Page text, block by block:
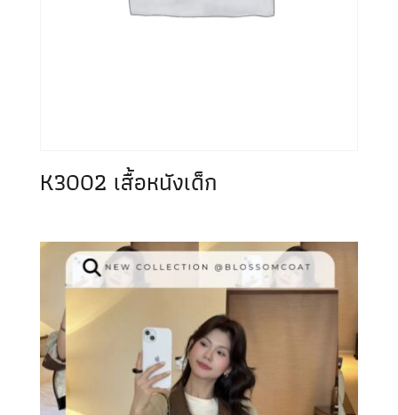
K3002 เสื้อหนังเด็ก